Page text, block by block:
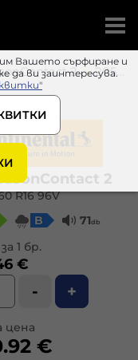
Вашето сърфиране и
да ви заинтересува.
2
205 / 60 R16 96V
2
R16 96V
B 71db
1 бр.
€
- +
цена
€